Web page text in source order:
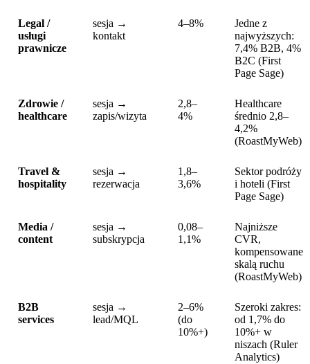
Legal /
usługi
prawnicze
sesja →
kontakt
4–8%
Jedne z
najwyższych:
7,4% B2B, 4%
B2C (First
Page Sage)
Zdrowie /
healthcare
sesja →
zapis/wizyta
2,8–
4%
Healthcare
średnio 2,8–
4,2%
(RoastMyWeb)
Travel &
hospitality
sesja →
rezerwacja
1,8–
3,6%
Sektor podróży
i hoteli (First
Page Sage)
Media /
content
sesja →
subskrypcja
0,08–
1,1%
Najniższe
CVR,
kompensowane
skalą ruchu
(RoastMyWeb)
B2B
services
sesja →
lead/MQL
2–6%
(do
10%+)
Szeroki zakres:
od 1,7% do
10%+ w
niszach (Ruler
Analytics)